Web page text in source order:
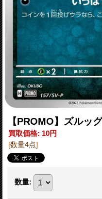
【PROMO】ズルッ
買取価格: 10円
[数量4点]
数量: